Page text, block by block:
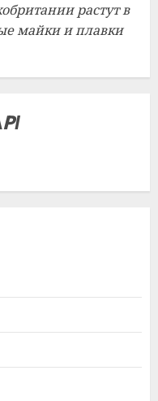
растут в
майки и плавки